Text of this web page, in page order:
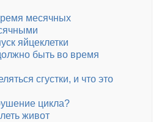
месячных
яйцеклетки
быть во время
сгустки, и что это
цикла?
живот